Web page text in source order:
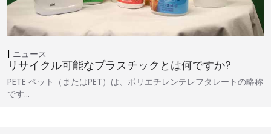
ニュース
リサイクル可能なプラスチックとは何ですか?
PETE ペット（またはPET）は、ポリエチレンテレフタレートの略称
です…